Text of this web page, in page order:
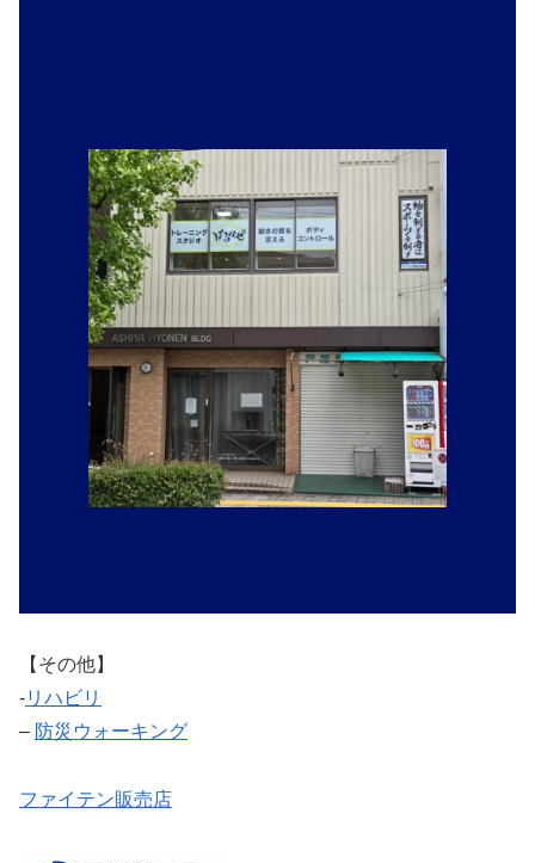
【その他】
‐リハビリ
– 防災ウォーキング
ファイテン販売店